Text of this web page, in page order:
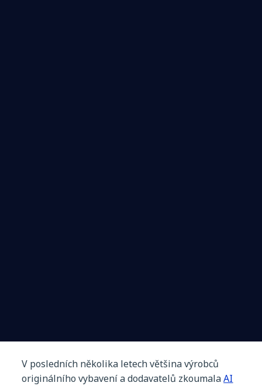
V posledních několika letechvětšinavýrobců
originálního vybaveníadodavatelů zkoumalaAI